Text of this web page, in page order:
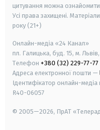
цитування можна
Усі права захищені.
року (21+)
Онлайн-медіа «24 Канал»
пл. Галицька, буд. 15, м.
Телефон +380 (32) 229-77-77
Адреса електронної пошти —
Ідентифікатор онлайн-медіа
R40-06057
© 2005—2026, ПрАТ